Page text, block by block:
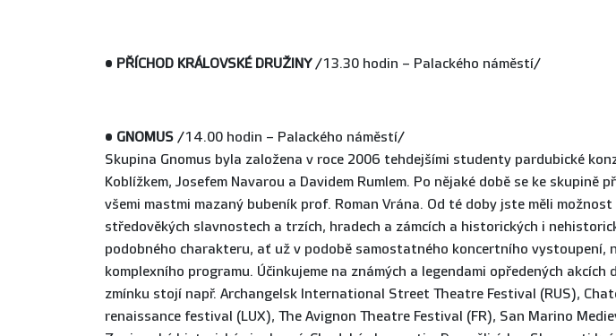
• PŘÍCHOD KRÁLOVSKÉ DRUŽINY/13.30 hodin – Palackého náměstí/
• GNOMUS /14.00 hodin – Palackého náměstí/
Skupina Gnomus byla založena v roce 2006 tehdejšími studenty pardubické
Koblížkem, Josefem Navarou a Davidem Rumlem. Po nějaké době se ke skupině
všemi mastmi mazaný bubeník prof. Roman Vrána. Od té doby jste měli
středověkých slavnostech a trzích, hradech a zámcích a historických i
podobného charakteru, ať už v podobě samostatného koncertního vystoupení,
komplexního programu. Účinkujeme na známých a legendami opředených akcích
zmínku stojí např. Archangelsk International Street Theatre Festival (RUS),
renaissance festival (LUX), The Avignon Theatre Festival (FR), San Marino